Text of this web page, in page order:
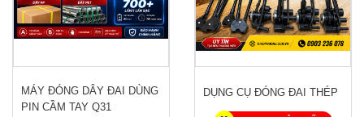
MÁY ĐÓNG DÂY ĐAI DÙNG
PIN CẦM TAY Q31
DỤNG CỤ ĐÓNG ĐAI THÉP